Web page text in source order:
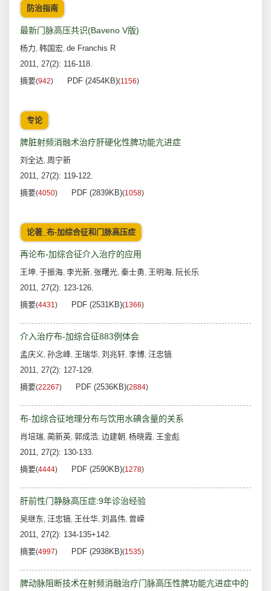
防治指南
最新门脉高压共识(Baveno V版)
杨力, 韩国宏, de Franchis R
2011, 27(2): 116-118.
摘要(942) PDF (2454KB)(1156)
专论
脾脏射频消融术治疗肝硬化性脾功能亢进症
刘全达, 周宁新
2011, 27(2): 119-122.
摘要(4050) PDF (2839KB)(1058)
论著_布-加综合征和门脉高压症
再论布-加综合征介入治疗的应用
王坤, 于振海, 李光新, 张曙光, 秦士勇, 王明海, 阮长乐
2011, 27(2): 123-126.
摘要(4431) PDF (2531KB)(1366)
介入治疗布-加综合征883例体会
孟庆义, 孙念峰, 王瑞华, 刘兆轩, 李博, 汪忠镐
2011, 27(2): 127-129.
摘要(22267) PDF (2536KB)(2884)
布-加综合征地理分布与饮用水碘含量的关系
肖培瑞, 蔺新英, 郭成浩, 边建朝 , 杨晓霞, 王金彪
2011, 27(2): 130-133.
摘要(4444) PDF (2590KB)(1278)
肝前性门静脉高压症:9年诊治经验
吴继东, 汪忠镐, 王仕华, 刘昌伟, 曾嵘
2011, 27(2): 134-135+142.
摘要(4997) PDF (2938KB)(1535)
脾动脉阻断技术在射频消融治疗门脉高压性脾功能亢进症中的